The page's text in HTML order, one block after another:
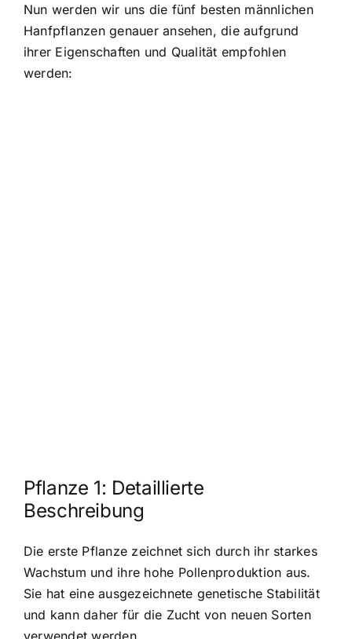
Nun werden wir uns die fünf besten männlichen
Hanfpflanzen genauer ansehen, die aufgrund
ihrer Eigenschaften und Qualität empfohlen
werden:
Pflanze 1: Detaillierte
Beschreibung
Die erste Pflanze zeichnet sich durch ihr starkes
Wachstum und ihre hohe Pollenproduktion aus.
Sie hat eine ausgezeichnete genetische Stabilität
und kann daher für die Zucht von neuen Sorten